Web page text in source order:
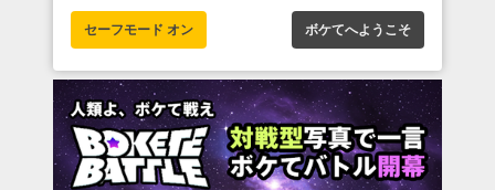
セーフモード オン ボケてへようこそ